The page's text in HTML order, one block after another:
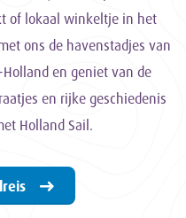
of lokaal winkeltje in het
ons de havenstadjes van
en geniet van de
en rijke geschiedenis
Holland Sail.